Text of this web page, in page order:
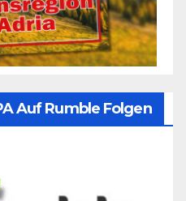
Auf Rumble Folgen